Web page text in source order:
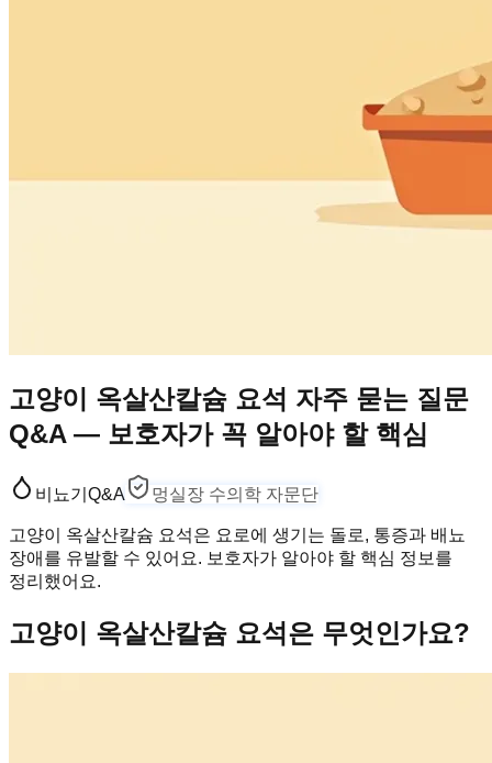
고양이 옥살산칼슘 요석 자주 묻는 질문
Q&A — 보호자가 꼭 알아야 할 핵심
비뇨기 Q&A 멍실장 수의학 자문단
고양이 옥살산칼슘 요석은 요로에 생기는 돌로, 통증과 배뇨
장애를 유발할 수 있어요. 보호자가 알아야 할 핵심 정보를
정리했어요.
고양이 옥살산칼슘 요석은 무엇인가요?